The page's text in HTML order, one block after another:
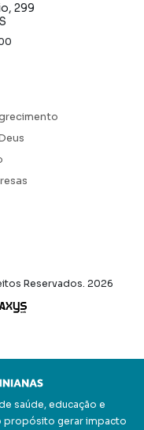
299
Reservados. 2026
saúde, educação e
propósito gerar impacto